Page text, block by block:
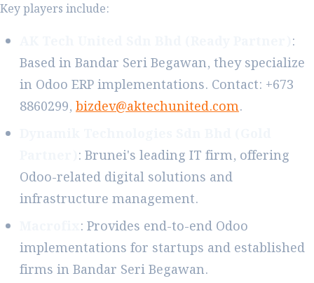
Key players include:
:
Based in Bandar Seri Begawan, they specialize
in Odoo ERP implementations. Contact: +673
8860299, bizdev@aktechunited.com.
: Brunei's leading IT firm, offering
Odoo-related digital solutions and
infrastructure management.
: Provides end-to-end Odoo
implementations for startups and established
firms in Bandar Seri Begawan.